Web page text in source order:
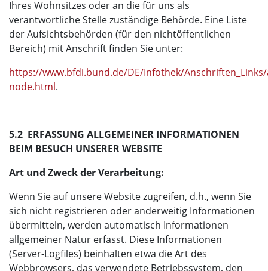
Ihres Wohnsitzes oder an die für uns als
verantwortliche Stelle zuständige Behörde. Eine Liste
der Aufsichtsbehörden (für den nichtöffentlichen
Bereich) mit Anschrift finden Sie unter:
https://www.bfdi.bund.de/DE/Infothek/
node.html.
5.2 ERFASSUNG ALLGEMEINER INFORMATIONEN
BEIM BESUCH UNSERER WEBSITE
Art und Zweck der Verarbeitung:
Wenn Sie auf unsere Website zugreifen, d.h., wenn Sie
sich nicht registrieren oder anderweitig Informationen
übermitteln, werden automatisch Informationen
allgemeiner Natur erfasst. Diese Informationen
(Server-Logfiles) beinhalten etwa die Art des
Webbrowsers, das verwendete Betriebssystem, den